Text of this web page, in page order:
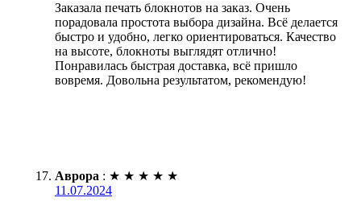
Заказала печать блокнотов на заказ. Очень
порадовала простота выбора дизайна. Всё делается
быстро и удобно, легко ориентироваться. Качество
на высоте, блокноты выглядят отлично!
Понравилась быстрая доставка, всё пришло
вовремя. Довольна результатом, рекомендую!
Аврора : ★ ★ ★ ★ ★
11.07.2024